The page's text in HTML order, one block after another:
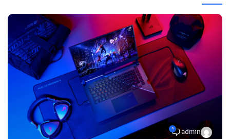
admin
0